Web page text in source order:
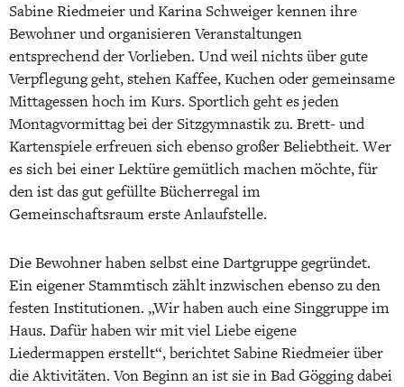
Sabine Riedmeier und Karina Schweiger kennen ihre
Bewohner und organisieren Veranstaltungen
entsprechend der Vorlieben. Und weil nichts über gute
Verpflegung geht, stehen Kaffee, Kuchen oder gemeinsame
Mittagessen hoch im Kurs. Sportlich geht es jeden
Montagvormittag bei der Sitzgymnastik zu. Brett- und
Kartenspiele erfreuen sich ebenso großer Beliebtheit. Wer
es sich bei einer Lektüre gemütlich machen möchte, für
den ist das gut gefüllte Bücherregal im
Gemeinschaftsraum erste Anlaufstelle.
Die Bewohner haben selbst eine Dartgruppe gegründet.
Ein eigener Stammtisch zählt inzwischen ebenso zu den
festen Institutionen. „Wir haben auch eine Singgruppe im
Haus. Dafür haben wir mit viel Liebe eigene
Liedermappen erstellt“, berichtet Sabine Riedmeier über
die Aktivitäten. Von Beginn an ist sie in Bad Gögging dabei